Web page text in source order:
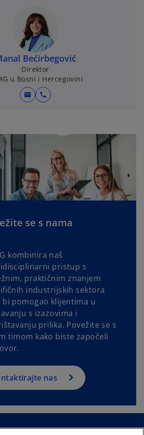
i
n
a
e
w
Bećirbegović
Direktor
u Bosni i Hercegovini
mail call
se s nama
kombinira naš
pristup s
praktičnim znanjem
industrijskih sektora
bi pomogao klijentima u
s izazovima i
prilika. Povežite se s
timom kako biste započeli
nas